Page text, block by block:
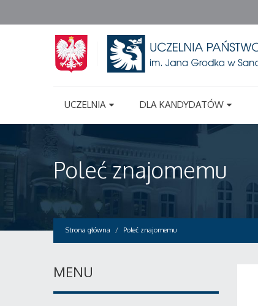
UCZELNIA DLA KANDYDATÓW
Poleć znajomemu
Strona główna Poleć znajomemu
MENU